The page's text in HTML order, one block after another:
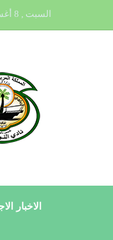
السبت , 8 أغسطس 2026
الاخبار